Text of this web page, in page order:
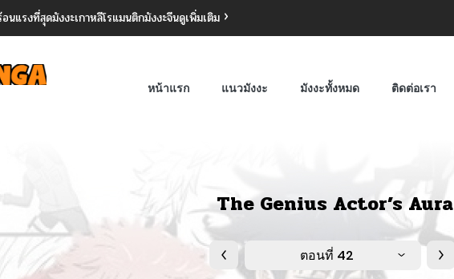
อนแรงที่สุดมังงะเกาหลีโรแมนติกมังงะจีนดูเพิ่มเติม
หน้าแรก แนวมังงะ มังงะทั้งหมด ติดต่อเรา
The Genius Actor’s Aura
ตอนที่ 42